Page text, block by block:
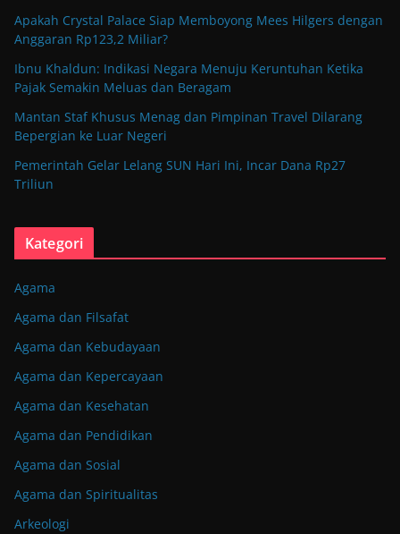
Apakah Crystal Palace Siap Memboyong Mees Hilgers dengan
Anggaran Rp123,2 Miliar?
Ibnu Khaldun: Indikasi Negara Menuju Keruntuhan Ketika
Pajak Semakin Meluas dan Beragam
Mantan Staf Khusus Menag dan Pimpinan Travel Dilarang
Bepergian ke Luar Negeri
Pemerintah Gelar Lelang SUN Hari Ini, Incar Dana Rp27
Triliun
Kategori
Agama
Agama dan Filsafat
Agama dan Kebudayaan
Agama dan Kepercayaan
Agama dan Kesehatan
Agama dan Pendidikan
Agama dan Sosial
Agama dan Spiritualitas
Arkeologi